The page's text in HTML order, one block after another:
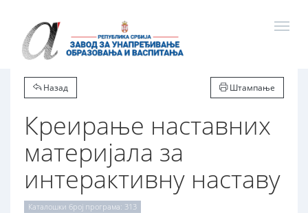
Назад Штампање
Креирање наставних
материјала за
интерактивну наставу
Каталошки број програма: 313